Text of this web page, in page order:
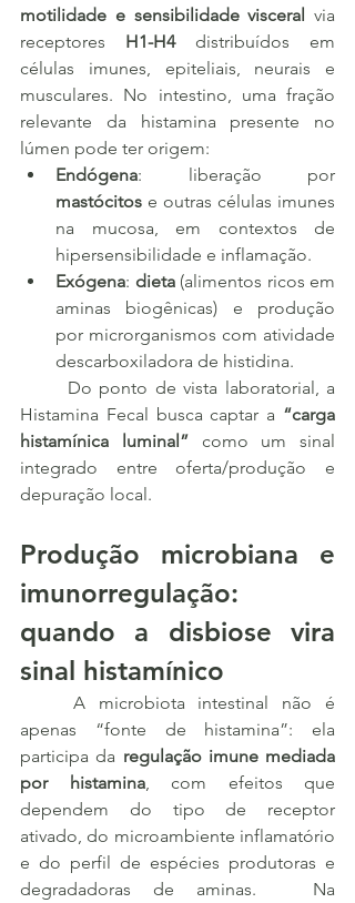
motilidade e sensibilidade visceral via
receptores H1-H4 distribuídos em
células imunes, epiteliais, neurais e
musculares. No intestino, uma fração
relevante da histamina presente no
lúmen pode ter origem:
Endógena
mastócitos e outras células imunes
na mucosa, em contextos de
hipersensibilidade e inflamação.
Exógena: dieta (alimentos ricos em
aminas biogênicas) e produção
por microrganismos com atividade
descarboxiladora de histidina.
Histamina Fecal busca captar a “carga
histamínica luminal” como um sinal
integrado entre oferta/produção e
depuração local.
Produção microbiana e
imunorregulação:
quando a disbiose vira
sinal histamínico
apenas “fonte de histamina”: ela
participa da regulação imune mediada
por histamina, com efeitos que
dependem do tipo de receptor
ativado, do microambiente inflamatório
e do perfil de espécies produtoras e